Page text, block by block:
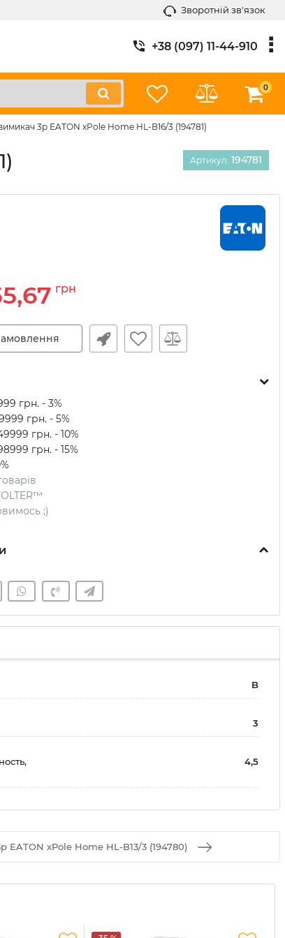
Зворотній зв'язок
+38 (097) 11-44-910
0
3p EATON xPole Home HL-B16/3 (194781)
Артикул: 194781
грн
грн. - 3%
грн. - 5%
грн. - 10%
грн. - 15%
;)
B
3
4,5
EATON xPole Home HL-B13/3 (194780)